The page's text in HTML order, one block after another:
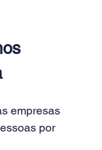
empresas
por